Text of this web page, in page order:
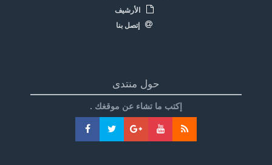
الأرشيف
إتصل بنا
حول منتدى
إكتب ما تشاء عن موقغك .